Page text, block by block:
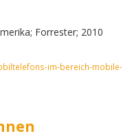
Forrester; 2010
im-bereich-mobile-